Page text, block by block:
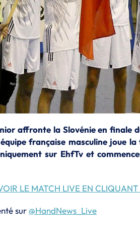
affronte la Slovénie en finale
française masculine joue
sur EhfTv et
LE MATCH LIVE EN CLIQUANT
sur @HandNews_Live